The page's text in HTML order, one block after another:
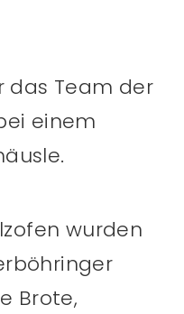
das Team der
einem
wurden
Brote,